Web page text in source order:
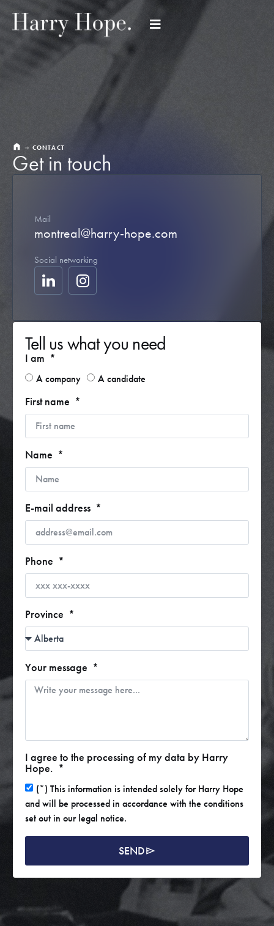
CONTACT
Get in touch
Mail
montreal@harry-hope.com
Social networking
Tell us what you need
I am
A company A candidate
First name
Name
E-mail address
Phone
Province
Your message
I agree to the processing of my data by Harry
Hope.
(*) This information is intended solely for Harry Hope
and will be processed in accordance with the conditions
set out in our legal notice.
SEND